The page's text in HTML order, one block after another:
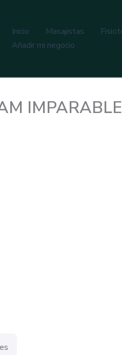
Inicio Masajistas
Añadir mi negocio